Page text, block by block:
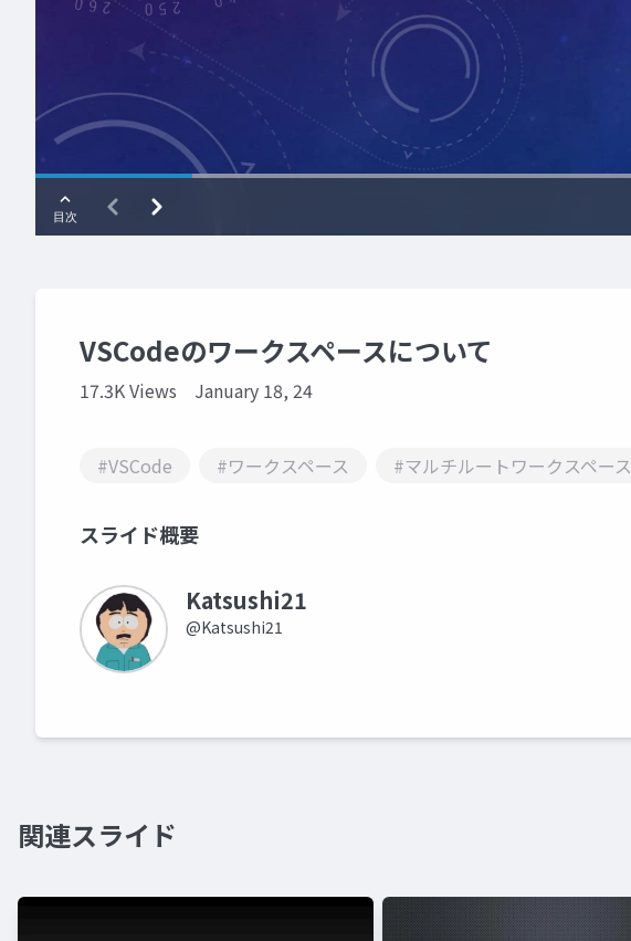
VSCodeのワークスペースについて
17.3K Views January 18, 24
#VSCode #ワークスペース #マルチルートワークスペース
スライド概要
Katsushi21
@Katsushi21
関連スライド